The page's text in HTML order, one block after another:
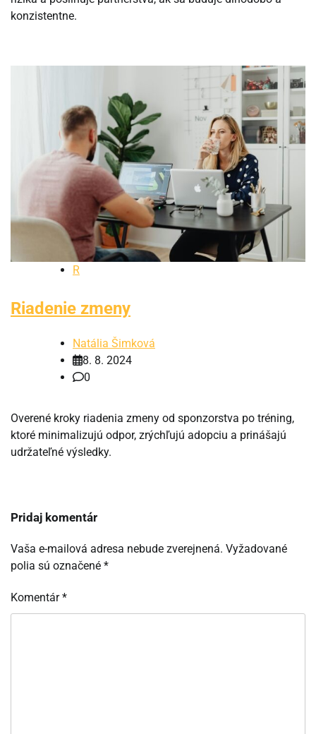
konzistentne.
R
Riadenie zmeny
Natália Šimková
8. 8. 2024
0
Overené kroky riadenia zmeny od sponzorstva po tréning,
ktoré minimalizujú odpor, zrýchľujú adopciu a prinášajú
udržateľné výsledky.
Pridaj komentár
Vaša e-mailová adresa nebude zverejnená. Vyžadované
polia sú označené *
Komentár*